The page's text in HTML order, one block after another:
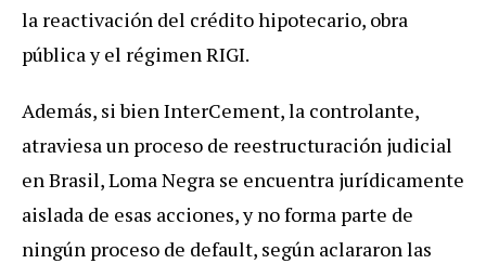
la reactivación del crédito hipotecario, obra
pública y el régimen RIGI.
Además, si bien InterCement, la controlante,
atraviesa un proceso de reestructuración judicial
en Brasil, Loma Negra se encuentra jurídicamente
aislada de esas acciones, y no forma parte de
ningún proceso de default, según aclararon las